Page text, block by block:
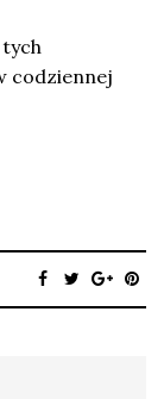
codziennej